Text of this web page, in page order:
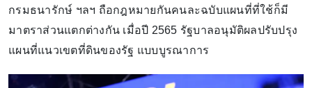
กรมธนารักษ์ ฯลฯ ถือกฎหมายกันคนละฉบับแผนที่ที่ใช้ก็มี
มาตราส่วนแตกต่างกัน เมื่อปี 2565 รัฐบาลอนุมัติผลปรับปรุง
แผนที่แนวเขตที่ดินของรัฐ แบบบูรณาการ